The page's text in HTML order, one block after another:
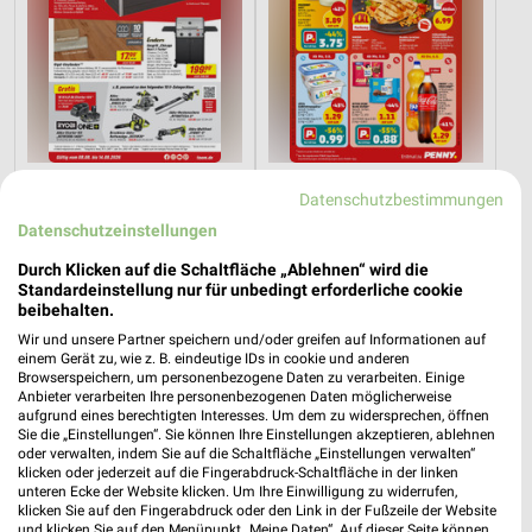
Gültig bis Fr. 14.08.
Angebote ab 03.08.
XXXLutz XXXLutz
Datenschutzbestimmungen
Datenschutzeinstellungen
Durch Klicken auf die Schaltfläche „Ablehnen“ wird die
Standardeinstellung nur für unbedingt erforderliche cookie
beibehalten.
Wir und unsere Partner speichern und/oder greifen auf Informationen auf
einem Gerät zu, wie z. B. eindeutige IDs in cookie und anderen
Browserspeichern, um personenbezogene Daten zu verarbeiten. Einige
Anbieter verarbeiten Ihre personenbezogenen Daten möglicherweise
aufgrund eines berechtigten Interesses. Um dem zu widersprechen, öffnen
Sie die „Einstellungen“. Sie können Ihre Einstellungen akzeptieren, ablehnen
oder verwalten, indem Sie auf die Schaltfläche „Einstellungen verwalten“
klicken oder jederzeit auf die Fingerabdruck-Schaltfläche in der linken
unteren Ecke der Website klicken. Um Ihre Einwilligung zu widerrufen,
klicken Sie auf den Fingerabdruck oder den Link in der Fußzeile der Website